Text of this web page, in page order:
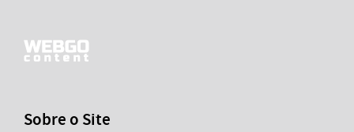
Sobre o Site